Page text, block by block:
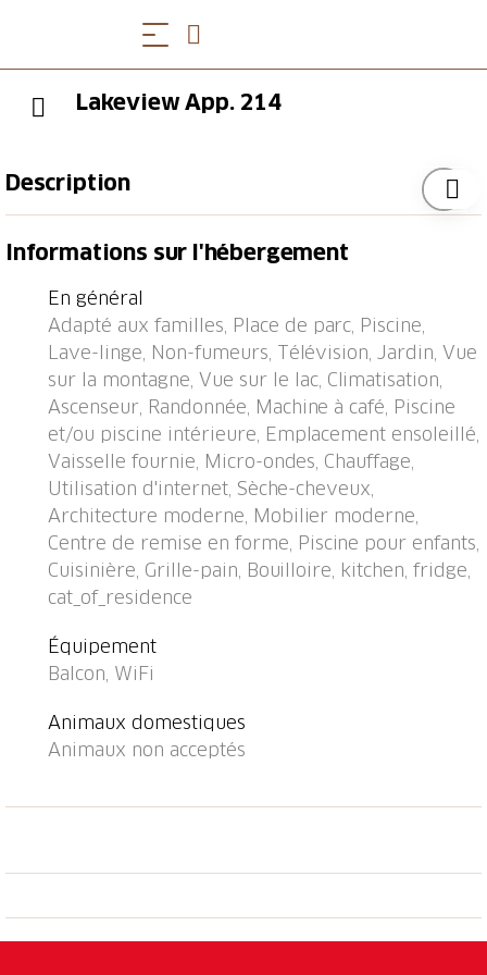
Lakeview App. 214
Description
confortable "Lago di Lugano", environnée par les
situation tranquille, ensoleillée, excellente situation:
centrale mais tranquille, à 20 m du lac. En commun:
parc, jardin propice à la détente, piscine chauffée
(disponibilité saisonnière: 01.Avr. - 30.Sep.) avec
marches intérieures. Piscine de forme irrégulière.
Douche/WC dans l'espace piscine, bassin pour les
enfants, douche extérieure. Infrastructures de la
Maison: salle fitness, ascenseur, chauffage central,
lave-linge (en sus), sèche-linge (en commun, en sus).
Accès en voiture jusqu'à la maison. Place de parking
près de la maison. Arrêt de bus "Linie 439" 1 m, gare
ferroviaire "Melide" 2.6 km, baignade en lac "Lago di
Lugano" 5 m. Terrain de golf (18 trous) 15 km.
Attractions à proximité: Lugano, Foxtown Outlet,
Mendrisio, Swissminiatur, Melide, Mercato Luino,
Ponte Tresa, Como IT, Parco San Grato, Carona. Les
domaines skiables de renommée sont facilement
Rivera, Monte Generoso. Veuillez noter: adapté(e)
Informations sur l'hébergement
En général
Adapté aux familles, Place de parc, Piscine,
Lave-linge, Non-fumeurs, Télévision, Jardin, Vue
sur la montagne, Vue sur le lac, Climatisation,
Ascenseur, Randonnée, Machine à café, Piscine
et/ou piscine intérieure, Emplacement ensoleillé,
Vaisselle fournie, Micro-ondes, Chauffage,
Utilisation d'internet, Sèche-cheveux,
Architecture moderne, Mobilier moderne,
Centre de remise en forme, Piscine pour enfants,
Cuisinière, Grille-pain, Bouilloire, kitchen, fridge,
cat_of_residence
Équipement
Balcon, WiFi
Animaux domestiques
Animaux non acceptés